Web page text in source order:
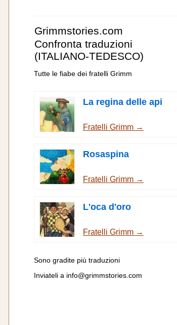
Grimmstories.com
Confronta traduzioni
(ITALIANO-TEDESCO)
Tutte le fiabe dei fratelli Grimm
La regina delle api
Fratelli Grimm →
Rosaspina
Fratelli Grimm →
L'oca d'oro
Fratelli Grimm →
Sono gradite più traduzioni
Inviateli a info@grimmstories.com